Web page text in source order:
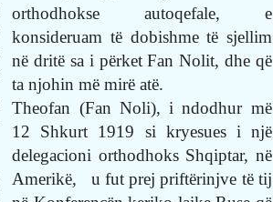
orthodhokse autoqefale, e
konsideruam të dobishme të sjellim
në dritë sa i përket Fan Nolit, dhe që
ta njohin më mirë atë.
Theofan (Fan Noli), i ndodhur më
12 Shkurt 1919 si kryesues i një
delegacioni orthodhoks Shqiptar, në
Amerikë,
u fut prej priftërinjve të tij